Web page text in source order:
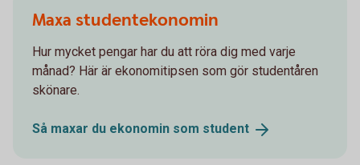
Maxa studentekonomin
Hur mycket pengar har du att röra dig med varje
månad? Här är ekonomitipsen som gör studentåren
skönare.
Så maxar du ekonomin som student